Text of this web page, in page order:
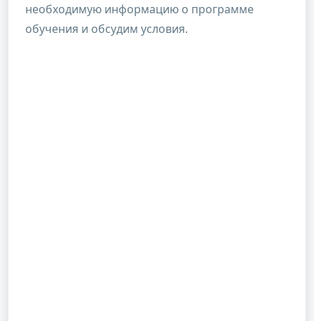
необходимую информацию о программе
обучения и обсудим условия.